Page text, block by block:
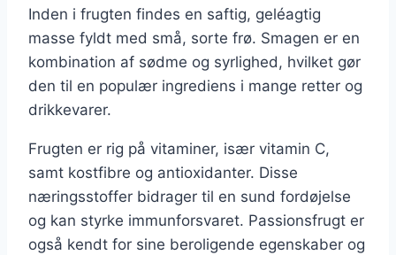
Inden i frugten findes en saftig, geléagtig
masse fyldt med små, sorte frø. Smagen er en
kombination af sødme og syrlighed, hvilket gør
den til en populær ingrediens i mange retter og
drikkevarer.
Frugten er rig på vitaminer, især vitamin C,
samt kostfibre og antioxidanter. Disse
næringsstoffer bidrager til en sund fordøjelse
og kan styrke immunforsvaret. Passionsfrugt er
også kendt for sine beroligende egenskaber og